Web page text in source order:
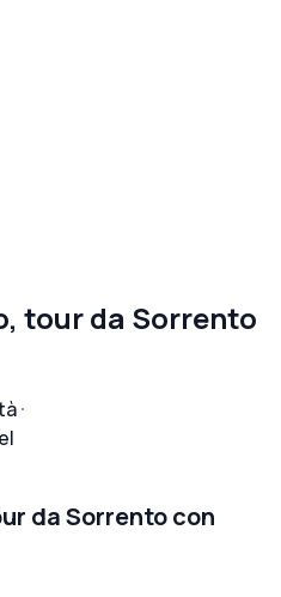
tour da Sorrento
da Sorrento con